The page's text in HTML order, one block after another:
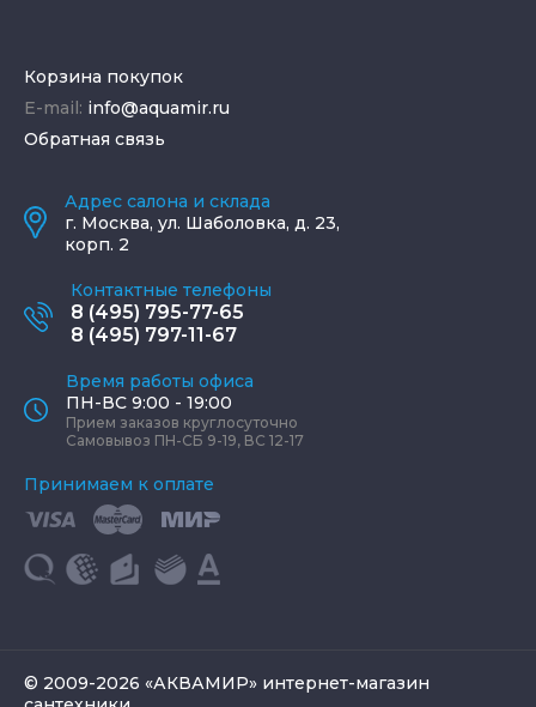
Корзина покупок
E-mail: info@aquamir.ru
Обратная связь
Адрес салона и склада
г. Москва, ул. Шаболовка, д. 23,
корп. 2
Контактные телефоны
8 (495) 795-77-65
8 (495) 797-11-67
Время работы офиса
ПН-ВС 9:00 - 19:00
Прием заказов круглосуточно
Самовывоз ПН-СБ 9-19, ВС 12-17
Принимаем к оплате
© 2009-2026 «АКВАМИР» интернет-магазин